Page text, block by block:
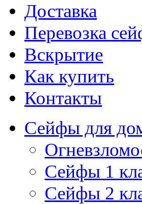
Доставка
Перевозка
Вскрытие
Как купить
Контакты
Сейфы для
Сейфы 1
Сейфы 2